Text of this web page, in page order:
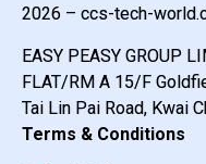
2026 – ccs-tech-
EASY PEASY GROUP
FLAT/RM A 15/F
Tai Lin Pai Road, Kwai
Terms & Conditions